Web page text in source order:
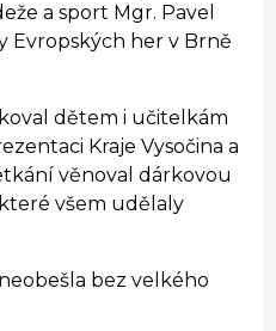
a sport Mgr. Pavel
Evropských her v Brně
dětem i učitelkám
Kraje Vysočina a
věnoval dárkovou
všem udělaly
bez velkého